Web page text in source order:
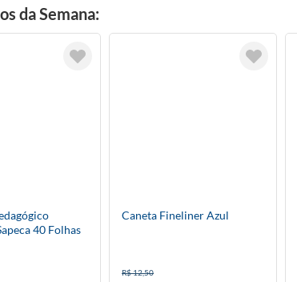
da Semana:
40 Folhas
Caneta Fineliner Azul
R$ 12,50